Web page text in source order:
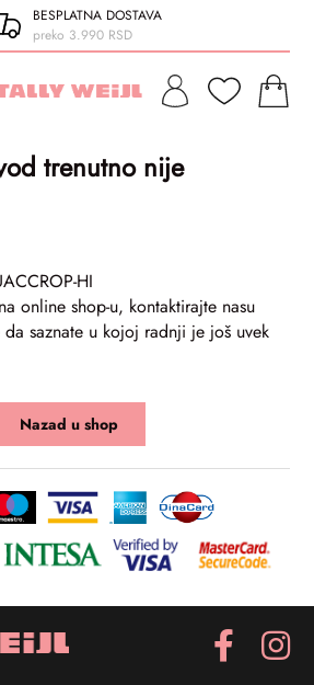
BESPLATNA DOSTAVA
preko 3.990 RSD
trenutno nije
HI
online shop-u, kontaktirajte nasu
saznate u kojoj radnji je još uvek
Nazad u shop